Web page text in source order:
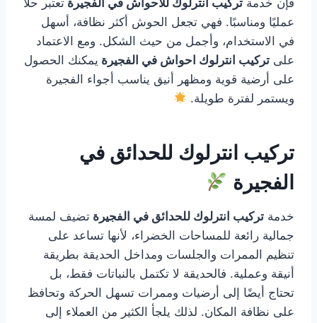
فإن خدمة تركيب انترلوك للأحواش في الفجيرة تعتبر حلًا
عمليًا ومناسبًا. فهي تجعل الحوش أكثر نظافة، أسهل
في الاستخدام، وأجمل من حيث الشكل. ومع الاعتماد
على تركيب انترلوك احواش في الفجيرة يمكنك الحصول
على أرضية قوية ومظهر أنيق يناسب أجواء الفجيرة
ويستمر لفترة طويلة.
تركيب انترلوك للحدائق في
الفجيرة
خدمة تركيب انترلوك للحدائق في الفجيرة تضيف لمسة
جمالية رائعة للمساحات الخضراء، لأنها تساعد على
تنظيم الممرات والجلسات ومداخل الحديقة بطريقة
أنيقة وعملية. فالحديقة لا تكتمل بالنباتات فقط، بل
تحتاج أيضًا إلى أرضيات وممرات تسهل الحركة وتحافظ
على نظافة المكان. لذلك يلجأ الكثير من العملاء إلى